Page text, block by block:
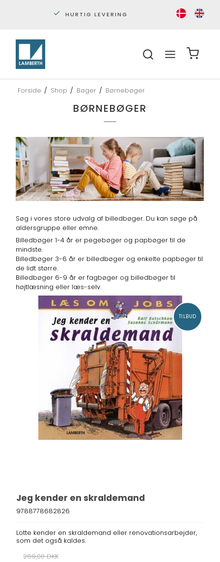
PERSONLIG KUNDESERVICE
Forside / Shop / Bøger / Børnebøger
BØRNEBØGER
Søg i vores store udvalg af billedbøger. Du kan søge på
aldersgruppe eller emne.
Billedbøger 1-4 år er pegebøger og papbøger til de
mindste.
Billedbøger 3-6 år er billedbøger og enkelte papbøger til
de lidt større.
Billedbøger 6-9 år er fagbøger og billedbøger til
højtlæsning eller læs-selv.
TILBUD
Jeg kender en skraldemand
9788778682826
Lotte kender en skraldemand eller renovationsarbejder,
som det også kaldes.
269,00 DKK